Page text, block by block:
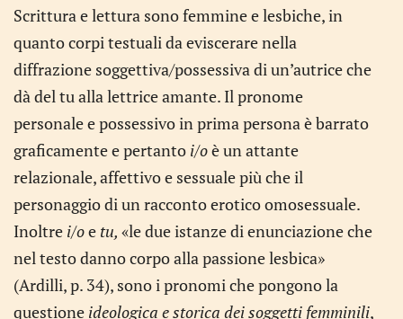
Scrittura e lettura sono femmine e lesbiche, in
quanto corpi testuali da eviscerare nella
diffrazione soggettiva/possessiva di un’autrice che
dà del tu alla lettrice amante. Il pronome
personale e possessivo in prima persona è barrato
graficamente e pertanto i/oè un attante
relazionale, affettivo e sessuale più che il
personaggio di un racconto erotico omosessuale.
Inoltre i/oe tu, «le due istanze di enunciazione che
nel testo danno corpo alla passione lesbica»
(Ardilli, p. 34), sono i pronomi che pongono la
questione ideologica e storica dei soggetti femminili,